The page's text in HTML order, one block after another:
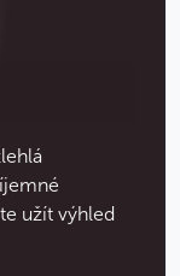
užít výhled